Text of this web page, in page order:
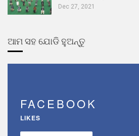
Dec 27, 2021
ଆମ ସହ ଯୋଡି ହୁଅନ୍ତୁ
FACEBOOK
LIKES